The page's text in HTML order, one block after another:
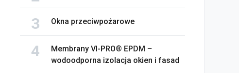
Okna przeciwpożarowe
Membrany VI-PRO® EPDM –
wodoodporna izolacja okien i fasad